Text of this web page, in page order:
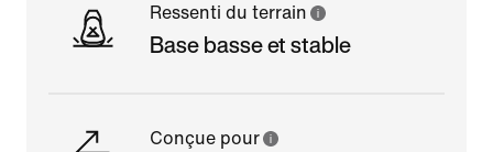
Ressenti du terrain
Base basse et stable
Conçue pour